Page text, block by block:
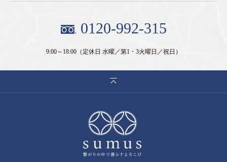
0120-992-315
9:00～18:00（定休日 水曜／第1・3火曜日／祝日）